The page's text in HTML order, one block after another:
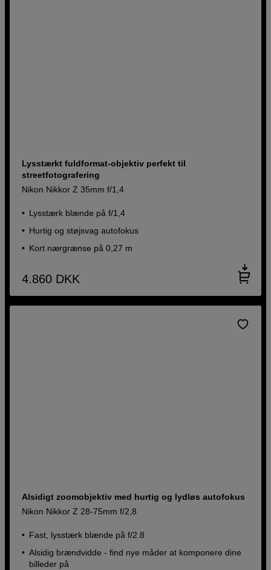
Lysstærkt fuldformat-objektiv perfekt til
streetfotografering
Nikon Nikkor Z 35mm f/1,4
Lysstærk blænde på f/1,4
Hurtig og støjsvag autofokus
Kort nærgrænse på 0,27 m
4.860 DKK
Alsidigt zoomobjektiv med hurtig og lydløs autofokus
Nikon Nikkor Z 28-75mm f/2,8
Fast, lysstærk blænde på f/2.8
Alsidig brændvidde - find nye måder at komponere dine
billeder på